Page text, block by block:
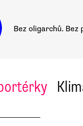
Bez oligarchů. Bez